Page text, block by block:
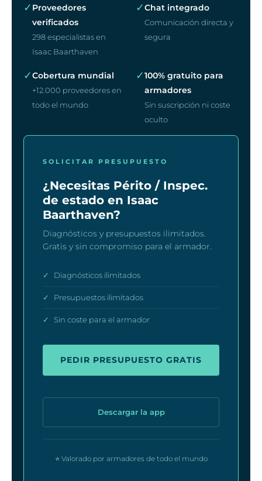
✓ Proveedores
verificados
298 especialistas en
Isaac Baarthaven
✓Chat integrado
Comunicación directa y
segura
✓Cobertura mundial
+12.000 proveedores en
todo el mundo
✓100% gratuito para
armadores
Sin suscripción ni coste
oculto
SOLICITAR PRESUPUESTO
¿Necesitas Périto / Inspec.
de estado en Isaac
Baarthaven?
Diagnósticos y presupuestos ilimitados.
Gratis y sin compromiso para el armador.
✓ Diagnósticos ilimitados
✓ Presupuestos ilimitados
✓ Sin coste para el armador
PEDIR PRESUPUESTO GRATIS
Descargar la app
⭐ Valorado por armadores de todo el mundo